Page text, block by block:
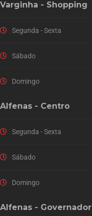
Varginha - Shopping
Segunda - Sexta
Sábado
Domingo
Alfenas - Centro
Segunda - Sexta
Sábado
Domingo
Alfenas - Governador